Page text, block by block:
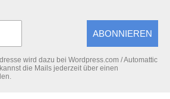
ABONNIEREN
wird dazu bei Wordpress.com / Automattic
die Mails jederzeit über einen